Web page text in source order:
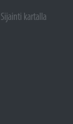
Sijainti kartalla